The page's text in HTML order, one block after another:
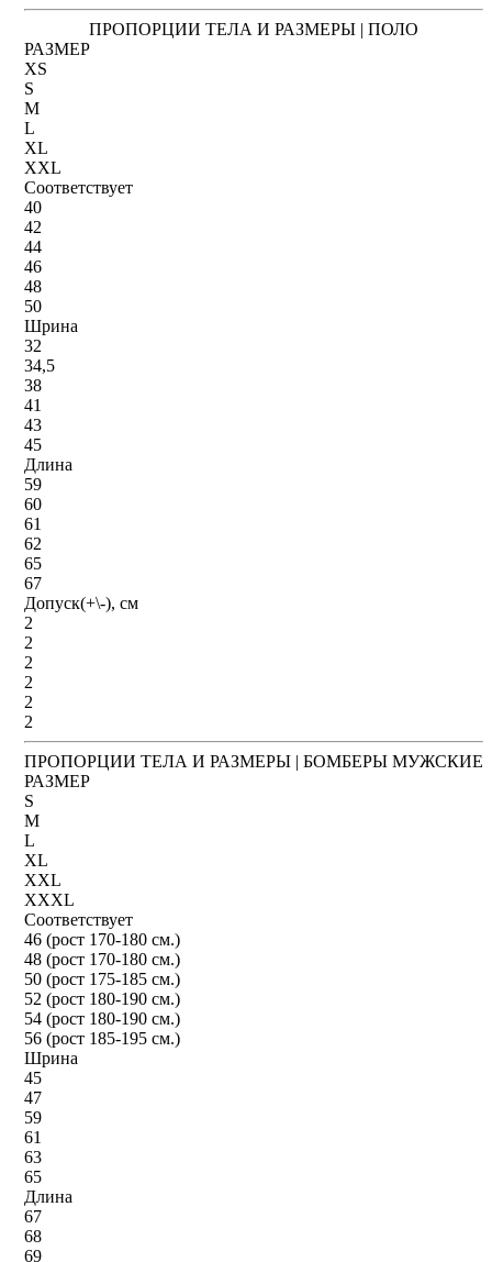
ПРОПОРЦИИ ТЕЛА И РАЗМЕРЫ | ПОЛО
РАЗМЕР
XS
S
M
L
XL
XXL
Соответствует
40
42
44
46
48
50
Шрина
32
34,5
38
41
43
45
Длина
59
60
61
62
65
67
Допуск(+\-), см
2
2
2
2
2
2
ПРОПОРЦИИ ТЕЛА И РАЗМЕРЫ | БОМБЕРЫ МУЖСКИЕ
РАЗМЕР
S
M
L
XL
XXL
XXXL
Соответствует
46 (рост 170-180 см.)
48 (рост 170-180 см.)
50 (рост 175-185 см.)
52 (рост 180-190 см.)
54 (рост 180-190 см.)
56 (рост 185-195 см.)
Шрина
45
47
59
61
63
65
Длина
67
68
69